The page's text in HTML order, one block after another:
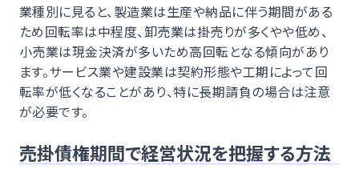
業種別に見ると、製造業は生産や納品に伴う期間がある
ため回転率は中程度、卸売業は掛売りが多くやや低め、
小売業は現金決済が多いため高回転となる傾向があり
ます。サービス業や建設業は契約形態や工期によって回
転率が低くなることがあり、特に長期請負の場合は注意
が必要です。
売掛債権期間で経営状況を把握する方法